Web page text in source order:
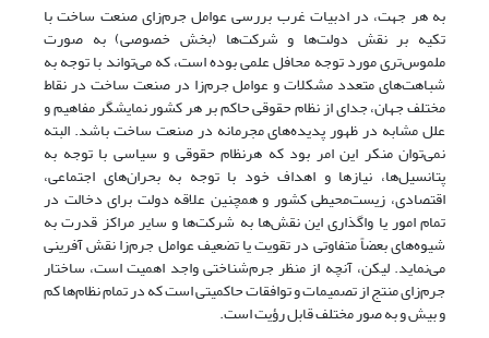
به هر جهت، در ادبیات غرب بررسی عوامل جرم‌زای صنعت ساخت با
تکیه بر نقش دولت‌ها و شرکت‌ها (بخش خصوصی) به صورت
ملموس‌تری مورد توجه محافل علمی بوده است، که می‌تواند با توجه به
شباهت‌های متعدد مشکلات و عوامل جرم‌زا در صنعت ساخت در نقاط
مختلف جهان، جدای از نظام حقوقی حاکم بر هر کشور نمایشگر مفاهیم و
علل مشابه در ظهور پدیده‌های مجرمانه در صنعت ساخت باشد. البته
نمی‌توان منکر این امر بود که هرنظام حقوقی و سیاسی با توجه به
پتانسیل‌ها، نیازها و اهداف خود با توجه به بحران‌های اجتماعی،
اقتصادی، زیست‌محیطی کشور و همچنین علاقه دولت برای دخالت در
تمام امور یا واگذاری این نقش‌ها به شرکت‌ها و سایر مراکز قدرت به
شیوه‌های بعضاً متفاوتی در تقویت یا تضعیف عوامل جرم‌زا نقش آفرینی
می‌نماید. لیکن، آنچه از منظر جرم‌شناختی واجد اهمیت است، ساختار
جرم‌زای منتج از تصمیمات و توافقات حاکمیتی است که در تمام نظام‌ها کم
و بیش و به صور مختلف قابل رؤیت است.